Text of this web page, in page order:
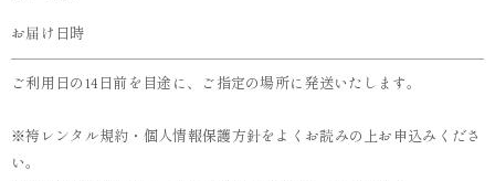
お届け日時
ご利用日の14日前を目途に、ご指定の場所に発送いたします。
※袴レンタル規約・個人情報保護方針をよくお読みの上お申込みくださ
い。